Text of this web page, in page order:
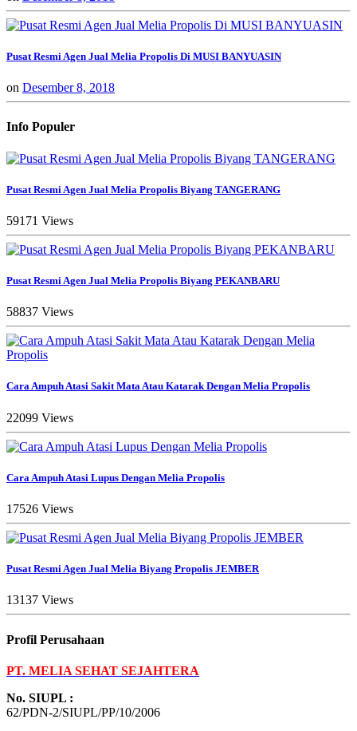
Pusat Resmi Agen Jual Melia Propolis Di MUSI BANYUASIN
on Desember 8, 2018
Info Populer
Pusat Resmi Agen Jual Melia Propolis Biyang TANGERANG
59171 Views
Pusat Resmi Agen Jual Melia Propolis Biyang PEKANBARU
58837 Views
Cara Ampuh Atasi Sakit Mata Atau Katarak Dengan Melia Propolis
22099 Views
Cara Ampuh Atasi Lupus Dengan Melia Propolis
17526 Views
Pusat Resmi Agen Jual Melia Biyang Propolis JEMBER
13137 Views
Profil Perusahaan
PT. MELIA SEHAT SEJAHTERA
No. SIUPL :
62/PDN-2/SIUPL/PP/10/2006